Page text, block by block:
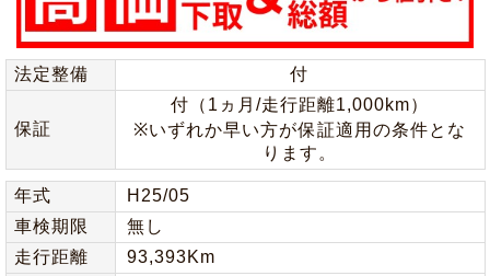
法定整備 付
保証
付（1ヵ月/走行距離1,000km）
※いずれか早い方が保証適用の条件とな
ります。
年式
H25/05
車検期限
無し
走行距離
93,393Km